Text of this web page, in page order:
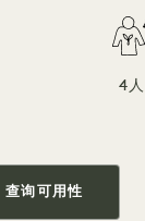
4人
查询可用性